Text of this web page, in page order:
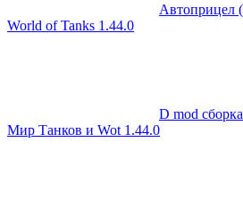
Автоприцел
World of Tanks 1.44.0
D mod
Мир Танков и Wot 1.44.0